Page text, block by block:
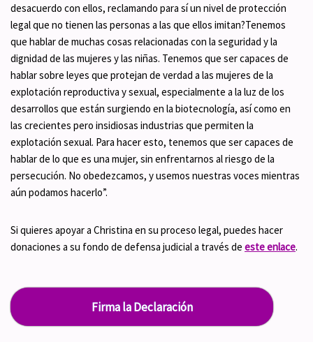
desacuerdo con ellos, reclamando para sí un nivel de protección
legal que no tienen las personas a las que ellos imitan?Tenemos
que hablar de muchas cosas relacionadas con la seguridad y la
dignidad de las mujeres y las niñas. Tenemos que ser capaces de
hablar sobre leyes que protejan de verdad a las mujeres de la
explotación reproductiva y sexual, especialmente a la luz de los
desarrollos que están surgiendo en la biotecnología, así como en
las crecientes pero insidiosas industrias que permiten la
explotación sexual. Para hacer esto, tenemos que ser capaces de
hablar de lo que es una mujer, sin enfrentarnos al riesgo de la
persecución. No obedezcamos, y usemos nuestras voces mientras
aún podamos hacerlo”.
Si quieres apoyar a Christina en su proceso legal, puedes hacer
donaciones a su fondo de defensa judicial a través de este enlace.
Firma la Declaración